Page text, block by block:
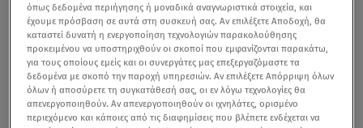
όπως δεδομένα περιήγησης ή μοναδικά αναγνωριστικά στοιχεία, και
έχουμε πρόσβαση σε αυτά στη συσκευή σας. Αν επιλέξετε Αποδοχή, θα
καταστεί δυνατή η ενεργοποίηση τεχνολογιών παρακολούθησης
προκειμένου να υποστηριχθούν οι σκοποί που εμφανίζονται παρακάτω,
για τους οποίους εμείς και οι συνεργάτες μας επεξεργαζόμαστε τα
δεδομένα με σκοπό την παροχή υπηρεσιών. Αν επιλέξετε Απόρριψη όλων
όλων ή αποσύρετε τη συγκατάθεσή σας, οι εν λόγω τεχνολογίες θα
απενεργοποιηθούν. Αν απενεργοποιηθούν οι ιχνηλάτες, ορισμένο
περιεχόμενο και κάποιες από τις διαφημίσεις που βλέπετε ενδέχεται να